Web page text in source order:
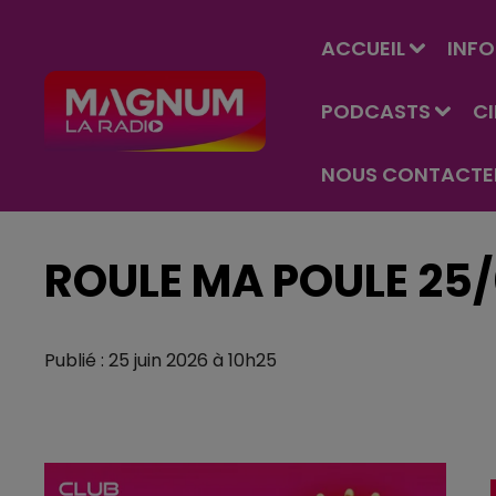
ACCUEIL
PODCASTS
NOUS
ROULE MA POULE
Publié : 25 juin 2026 à 10h25